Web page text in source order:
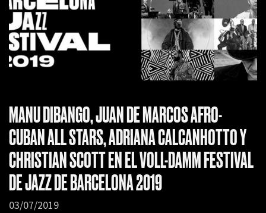
MANU DIBANGO, JUAN DE MARCOS AFRO-
CUBAN ALL STARS, ADRIANA CALCANHOTTO Y
CHRISTIAN SCOTT EN EL VOLL-DAMM FESTIVAL
DE JAZZ DE BARCELONA 2019
03/07/2019